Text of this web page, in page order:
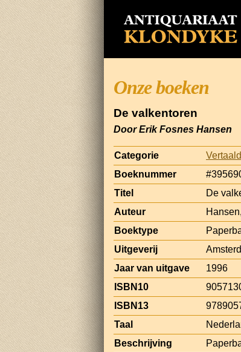
Onze boeken
De valkentoren
Door Erik Fosnes Hansen
Categorie
Boeknummer
Titel
De
Auteur
Boektype
Uitgeverij
Jaar van uitgave
1996
ISBN10
ISBN13
Taal
Beschrijving